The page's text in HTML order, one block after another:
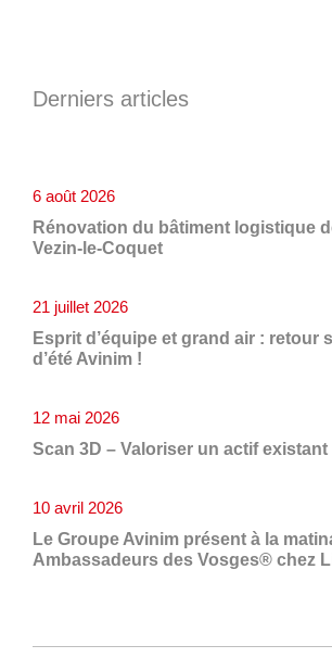
Derniers articles
Rénovation du bâtiment logistique
Vezin-le-Coquet
6 août 2026
Esprit d’équipe et grand air : retour
d’été Avinim !
21 juillet 2026
Scan 3D – Valoriser un actif
12 mai 2026
Le Groupe Avinim présent à la
Ambassadeurs des Vosges® chez
10 avril 2026